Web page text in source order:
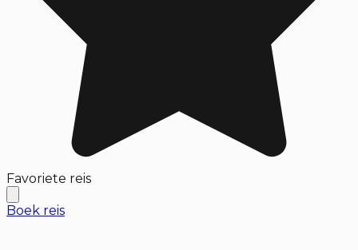
Favoriete reis
Boek reis